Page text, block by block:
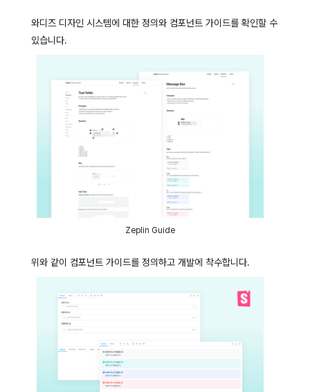
와디즈 디자인 시스템에 대한 정의와 컴포넌트 가이드를 확인할 수
있습니다.
Zeplin Guide
위와 같이 컴포넌트 가이드를 정의하고 개발에 착수합니다.